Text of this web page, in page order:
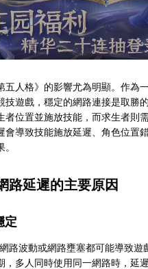
五人格》的影響尤為明顯。作為
技遊戲，穩定的網路連接是取勝
者位置並施放技能，而求生者則
會導致技能施放延遲、角色位置
路延遲的主要原因
定
路波動或網路壅塞都可能導致遊
，多人同時使用同一網路時，延